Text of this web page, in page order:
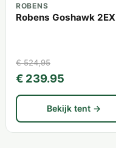
ROBENS
Robens Goshawk 2EX
€ 524,95
€ 239.95
Bekijk tent →